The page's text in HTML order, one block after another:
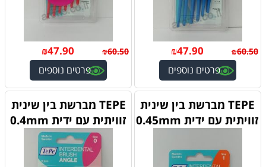
₪60.50
₪47.90
פרטים נוספים
₪60.50
₪47.90
פרטים נוספים
TEPE מברשת בין שינית
זוויתית עם ידית 0.45mm
TEPE מברשת בין שינית
זוויתית עם ידית 0.4mm